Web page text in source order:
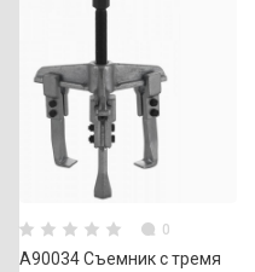
0
A90034 Съемник с тремя